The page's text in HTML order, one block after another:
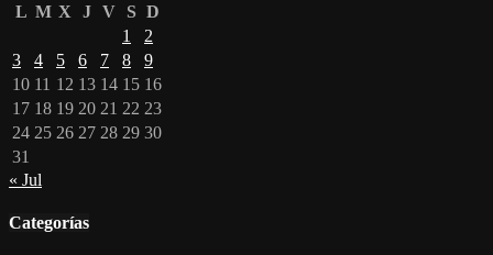
L M X J V S D
1
2
3
4 5 6 7 8
9
10 11 12 13 14 15 16
17 18 19 20 21 22 23
24 25 26 27 28 29 30
31
« Jul
Categorías